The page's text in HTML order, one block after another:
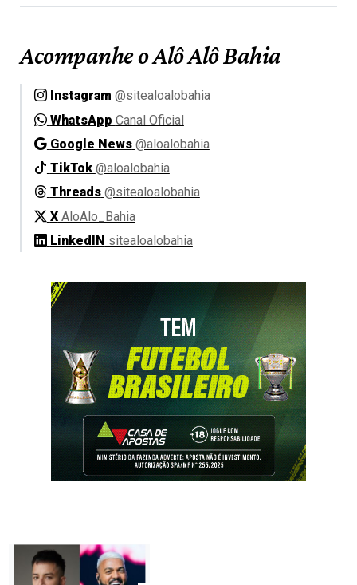
Acompanhe o Alô Alô Bahia
Instagram @sitealoalobahia
WhatsApp Canal Oficial
Google News @aloalobahia
TikTok @aloalobahia
Threads @sitealoalobahia
X AloAlo_Bahia
LinkedIN sitealoalobahia